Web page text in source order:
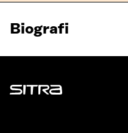
Biografi
Sitra